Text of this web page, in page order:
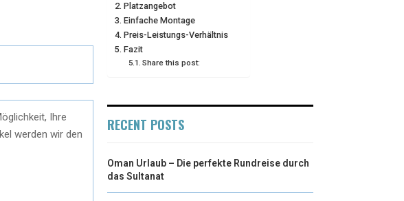
Ihre
werden wir den
Platzangebot
Einfache Montage
Preis-Leistungs-Verhältnis
Fazit
Share this post:
RECENT POSTS
Oman Urlaub – Die perfekte Rundreise durch
das Sultanat